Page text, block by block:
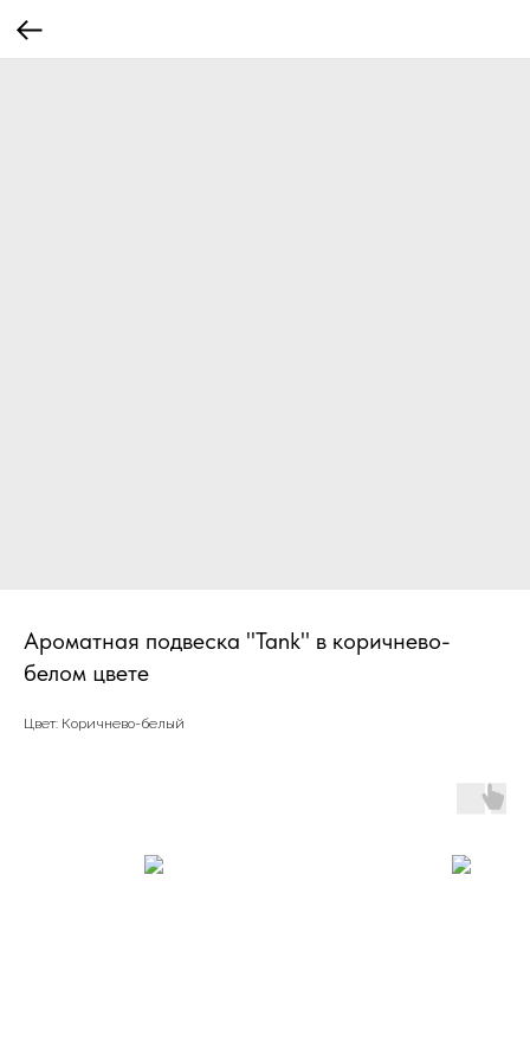
Ароматная подвеска "Tank" в коричнево-
белом цвете
Цвет: Коричнево-белый